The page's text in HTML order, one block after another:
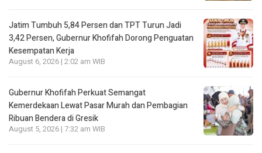
Jatim Tumbuh 5,84 Persen dan TPT Turun Jadi
3,42 Persen, Gubernur Khofifah Dorong Penguatan
Kesempatan Kerja
August 6, 2026 | 2:02 am WIB
Gubernur Khofifah Perkuat Semangat
Kemerdekaan Lewat Pasar Murah dan Pembagian
Ribuan Bendera di Gresik
August 5, 2026 | 7:32 am WIB